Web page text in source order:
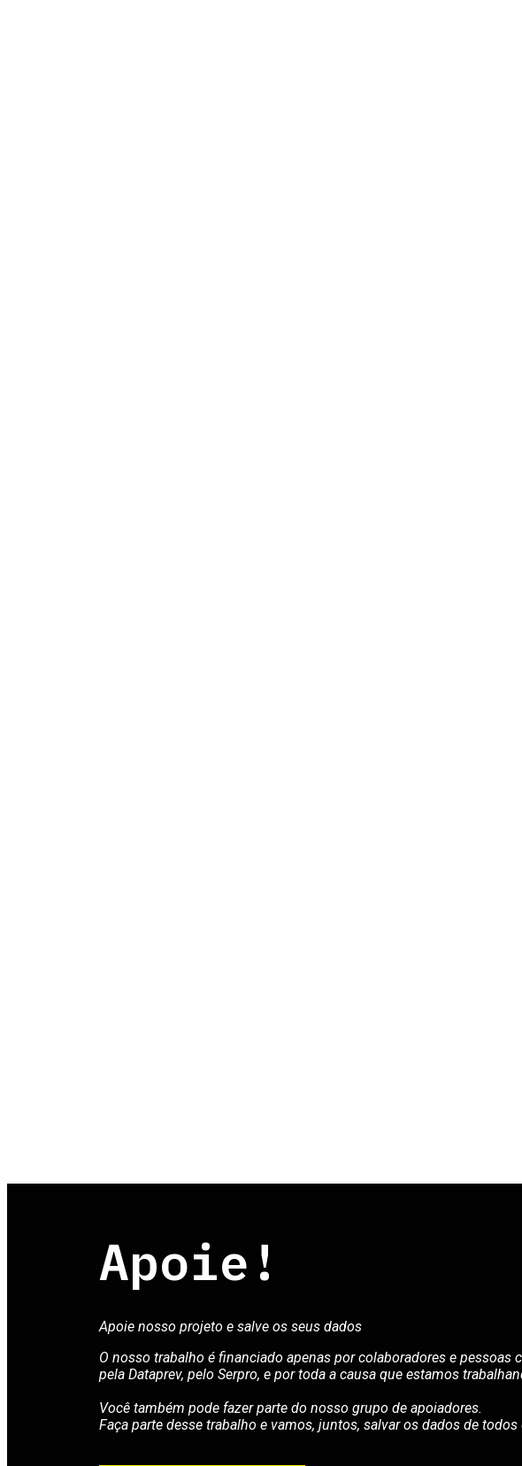
Apoie!
Apoie nosso projeto e salve os seus dados
O nosso trabalho é financiado apenas por colaboradores e pessoas
pela Dataprev, pelo Serpro, e por toda a causa que estamos
Você também pode fazer parte do nosso grupo de apoiadores.
Faça parte desse trabalho e vamos, juntos, salvar os dados de